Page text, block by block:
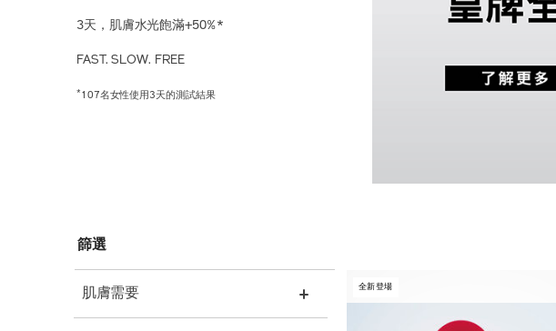
3天，肌膚水光飽滿+50%*
FAST. SLOW. FREE
* 107名女性使用3天的測試結果
篩選
肌膚需要 全新登場